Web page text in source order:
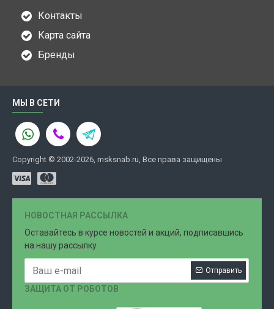
Контакты
Карта сайта
Бренды
МЫ В СЕТИ
Copyright © 2002-2026, msksnab.ru, Все права защищены
НОВОСТНАЯ РАССЫЛКА
Оставайтесь в курсе новостей и акций, подписавшись
на нашу рассылку
Отправить
ЗАЩИТА ОТ РОБОТОВ